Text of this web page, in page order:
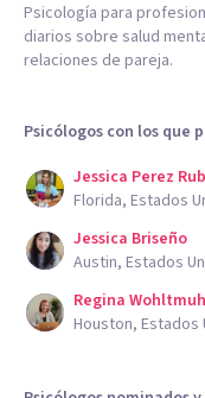
Psicología para
diarios sobre salud
relaciones de pareja.
Psicólogos con los que
Jessica Perez
Florida, Estados
Jessica Briseño
Austin, Estados
Regina
Houston, Estados